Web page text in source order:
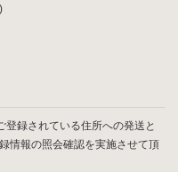
登録されている住所への発送と
情報の照会確認を実施させて頂